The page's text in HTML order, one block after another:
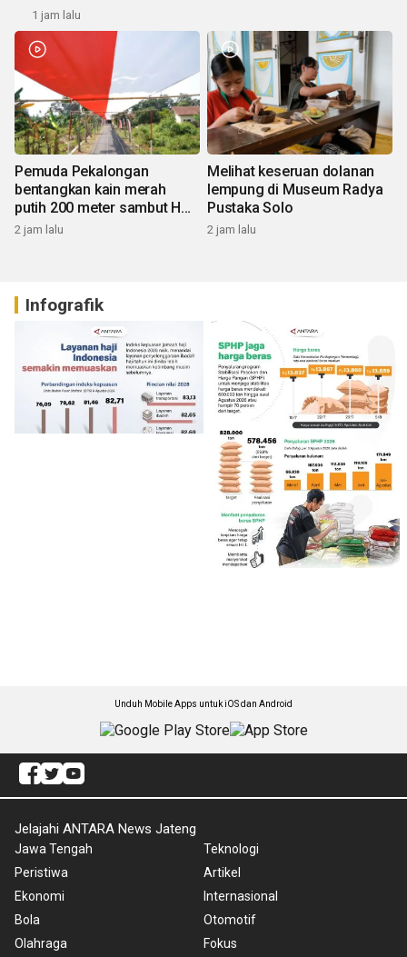
1 jam lalu
Pemuda Pekalongan
bentangkan kain merah
putih 200 meter sambut HUT
RI
2 jam lalu
Melihat keseruan dolanan
lempung di Museum Radya
Pustaka Solo
2 jam lalu
Infografik
Unduh Mobile Apps untuk iOS dan Android
Jelajahi ANTARA News Jateng
Jawa Tengah
Peristiwa
Ekonomi
Bola
Olahraga
Teknologi
Artikel
Internasional
Otomotif
Fokus